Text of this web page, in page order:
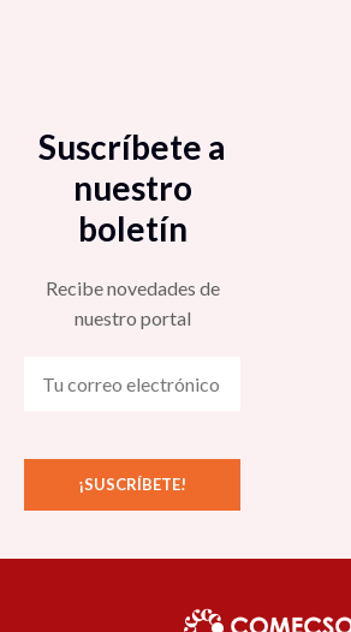
Suscríbete a
nuestro
boletín
Recibe novedades de
nuestro portal